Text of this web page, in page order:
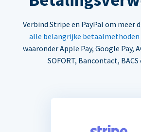
Verbind Stripe en PayPal om meer
alle belangrijke betaalmethoden
waaronder Apple Pay, Google Pay,
SOFORT, Bancontact, BACS